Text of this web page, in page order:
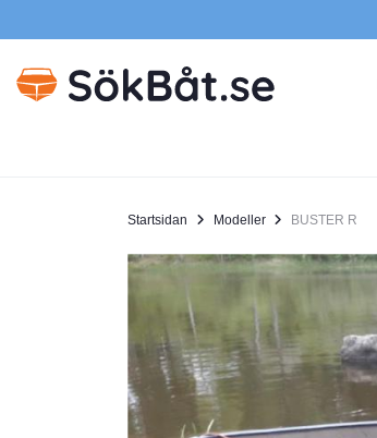
Startsidan Modeller BUSTER R